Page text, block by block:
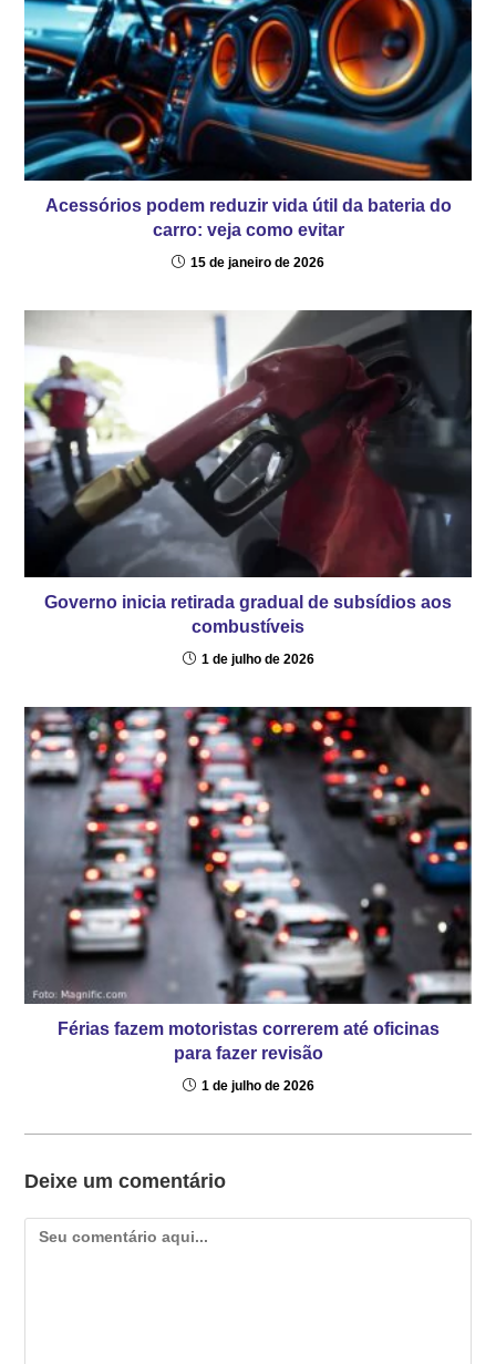
Acessórios podem reduzir vida útil da bateria do
carro: veja como evitar
15 de janeiro de 2026
Governo inicia retirada gradual de subsídios aos
combustíveis
1 de julho de 2026
Férias fazem motoristas correrem até oficinas
para fazer revisão
1 de julho de 2026
Deixe um comentário